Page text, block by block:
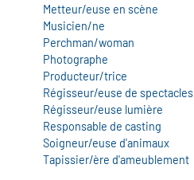
Metteur/euse en scène
Musicien/ne
Perchman/woman
Photographe
Producteur/trice
Régisseur/euse de spectacles
Régisseur/euse lumière
Responsable de casting
Soigneur/euse d'animaux
Tapissier/ère d'ameublement